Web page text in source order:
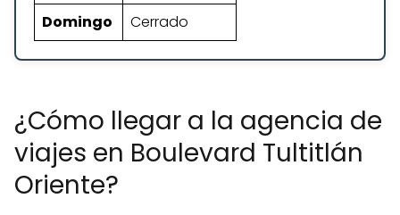
Domingo
Cerrado
¿Cómo llegar a la agencia de
viajes en Boulevard Tultitlán
Oriente?